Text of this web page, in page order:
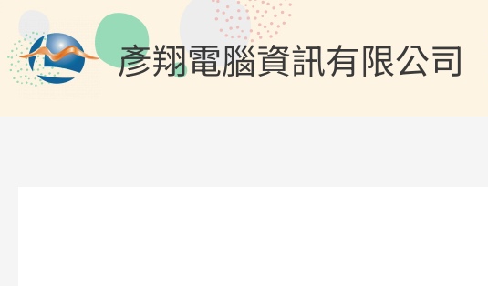
至
主
彥翔電腦資訊有限公司